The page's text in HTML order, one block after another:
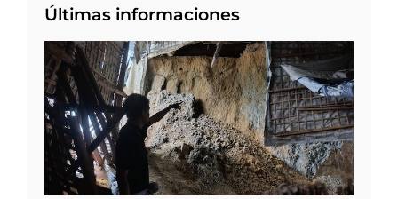
Últimas informaciones